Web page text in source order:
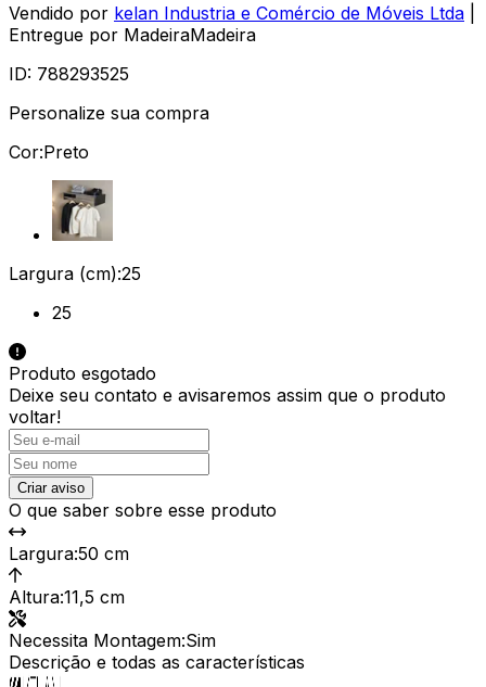
Vendido por kelan Industria e Comércio de Móveis Ltda
Entregue por MadeiraMadeira
ID: 788293525
Personalize sua compra
Cor:Preto
Largura (cm):25
25
Produto esgotado
Deixe seu contato e avisaremos assim que o produto
voltar!
Criar aviso
O que saber sobre esse produto
Largura:50 cm
Altura:11,5 cm
Necessita Montagem:Sim
Descrição e todas as características